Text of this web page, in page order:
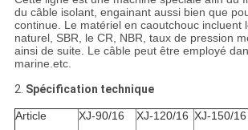
du câble isolant, engainant aussi bien que
continue. Le matériel en caoutchouc incluent
naturel, SBR, le CR, NBR, taux de pression
ainsi de suite. Le câble peut être employé
marine.etc.
2. Spécification technique
Article XJ-90/16 XJ-120/16 XJ-150/16